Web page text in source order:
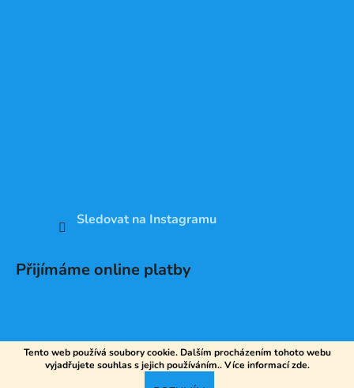
Tento web používá soubory cookie. Dalším procházením tohoto webu
vyjadřujete souhlas s jejich používáním.. Více informacízde.
Sledovat na Instagramu
Přijímáme online platby
Vytvořil Shoptet